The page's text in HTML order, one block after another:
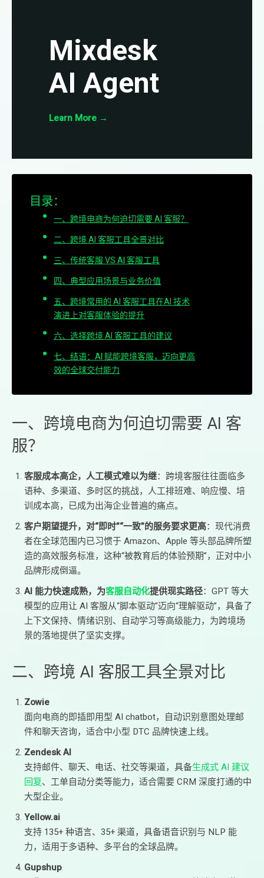
Mixdesk
AI Agent
Learn More→
目录：
一、跨境电商为何迫切需要 AI 客服？
二、跨境 AI 客服工具全景对比
三、传统客服 VS AI 客服工具
四、典型应用场景与业务价值
五、跨境常用的 AI 客服工具在AI 技术
演进上对客服体验的提升
六、选择跨境 AI 客服工具的建议
七、结语：AI 赋能跨境客服，迈向更高
效的全球交付能力
一、跨境电商为何迫切需要 AI 客
服？
客服成本高企，人工模式难以为继：跨境客服往往面临多
语种、多渠道、多时区的挑战，人工排班难、响应慢、培
训成本高，已成为出海企业普遍的痛点。
客户期望提升，对“即时”“一致”的服务要求更高：现代消费
者在全球范围内已习惯于 Amazon、Apple 等头部品牌所塑
造的高效服务标准，这种“被教育后的体验预期”，正对中小
品牌形成倒逼。
AI 能力快速成熟，为客服自动化提供现实路径：GPT 等大
模型的应用让 AI 客服从“脚本驱动”迈向“理解驱动”，具备了
上下文保持、情绪识别、自动学习等高级能力，为跨境场
景的落地提供了坚实支撑。
二、跨境 AI 客服工具全景对比
Zowie
面向电商的即插即用型 AI chatbot，自动识别意图处理邮
件和聊天咨询，适合中小型 DTC 品牌快速上线。
Zendesk AI
支持邮件、聊天、电话、社交等渠道，具备生成式 AI 建议
回复、工单自动分类等能力，适合需要 CRM 深度打通的中
大型企业。
Yellow.ai
支持 135+ 种语言、35+ 渠道，具备语音识别与 NLP 能
力，适用于多语种、多平台的全球品牌。
Gupshup